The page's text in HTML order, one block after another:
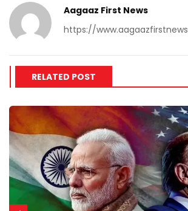
Aagaaz First News
https://
RELATED POST